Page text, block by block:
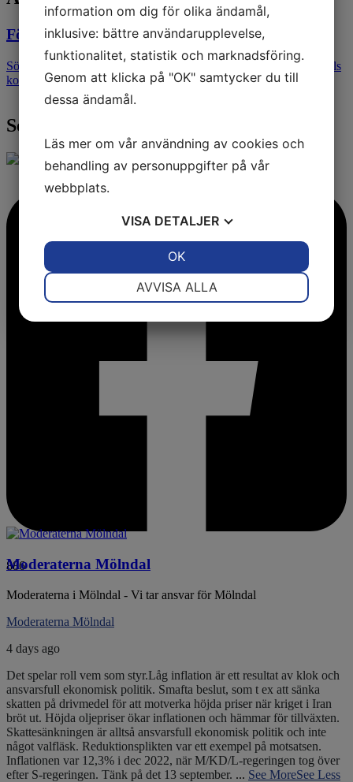
Följ våra FB- och Instagramsidor!
Sök på @moderaternamolndal så hittar du våra flöden. Många reels
kommer det…
Senaste nytt - Följ oss på Facebook
886
Moderaterna Mölndal
Moderaterna i Mölndal - Vi tar ansvar för Mölndal
Moderaterna Mölndal
4 days ago
Det spelar roll vem som styr.Låg inflation är ett resultat av klok och
ansvarsfull ekonomisk politik. Smafta beslut, som t ex att sänka
skatten på drivmedel för att motverka höjda priser när kriget i Iran
bröt ut. Höjda oljepriser ökar inflationen och hämmar för tillväxten.
Skattesänkningen är alltså ansvarsfull ekonomisk politik och inte
något valfläsk. Reduktionsplikten var ett exempel på motsatsen.
Inflationen var 12,3% i dec 2022, när M/KD/L-regeringen tog över
efter S-regeringen. Tänk på det 13 september. ... See MoreSee Less
information om dig för olika ändamål,
inklusive: bättre användarupplevelse,
funktionalitet, statistik och marknadsföring.
Genom att klicka på "OK" samtycker du till
dessa ändamål.
Läs mer om vår användning av cookies och
behandling av personuppgifter på vår
webbplats.
VISA DETALJER
AVVISA ALLA
OK